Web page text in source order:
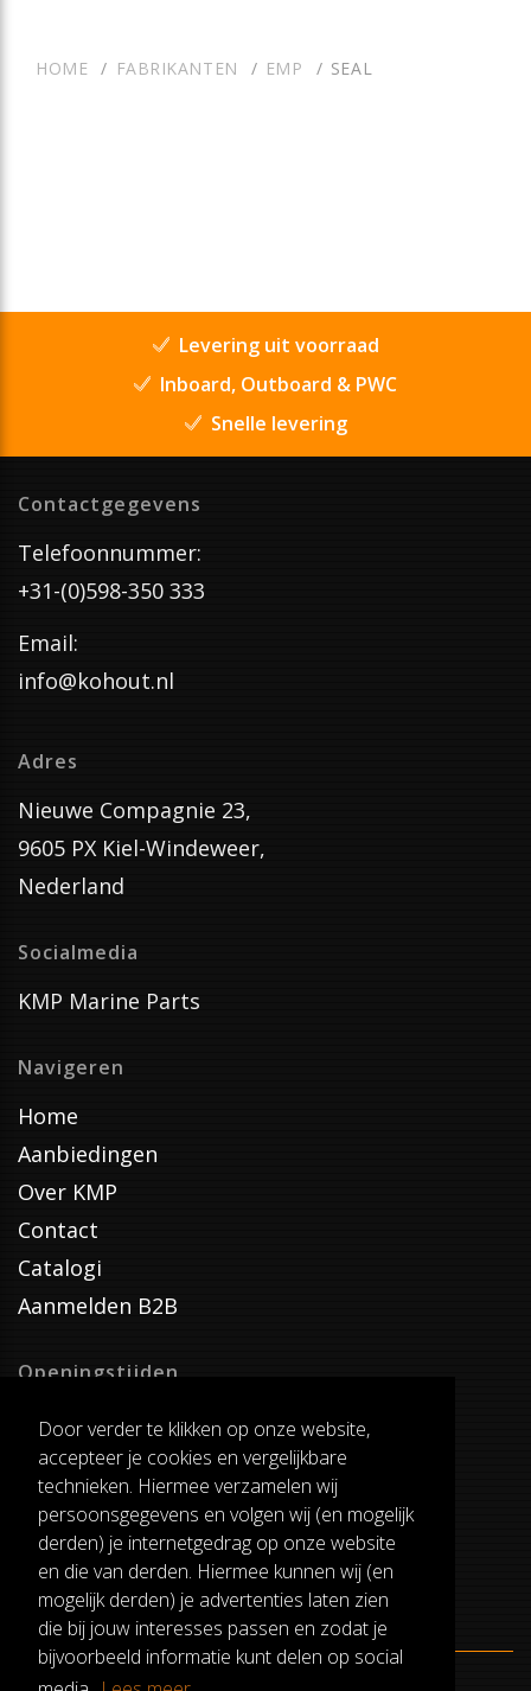
Door verder te klikken op onze website,
accepteer je cookies en vergelijkbare
technieken. Hiermee verzamelen wij
persoonsgegevens en volgen wij (en mogelijk
derden) je internetgedrag op onze website
en die van derden. Hiermee kunnen wij (en
mogelijk derden) je advertenties laten zien
die bij jouw interesses passen en zodat je
bijvoorbeeld informatie kunt delen op social
HOME FABRIKANTEN EMP SEAL
Levering uit voorraad
Inboard, Outboard & PWC
Snelle levering
Contactgegevens
Telefoonnummer:
+31-(0)598-350 333
Email:
info@kohout.nl
Adres
Nieuwe Compagnie 23,
9605 PX Kiel-Windeweer,
Nederland
Socialmedia
KMP Marine Parts
Navigeren
Home
Aanbiedingen
Over KMP
Contact
Catalogi
Aanmelden B2B
Openingstijden
Dinsdag T/M Zaterdag
van 8:00-17:00
Verzenddagen
Dinsdag T/M Vrijdag
Pauze
12:30-13:00